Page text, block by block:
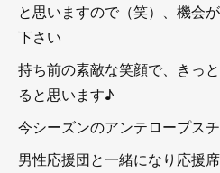
と思いますので（笑）、機会
下さい
持ち前の素敵な笑顔で、きっ
ると思います♪
今シーズンのアンテロープス
男性応援団と一緒になり応援